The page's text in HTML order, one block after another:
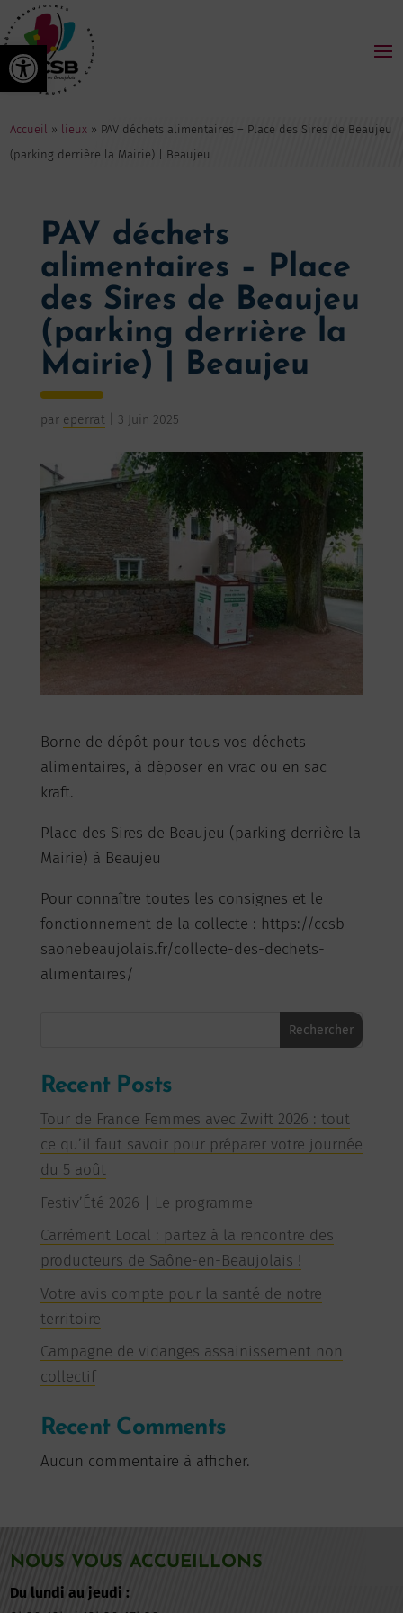
Ouvrir la barre d’outils
Accueil » lieux » PAV déchets alimentaires – Place des Sires de Beaujeu
(parking derrière la Mairie) | Beaujeu
PAV déchets
alimentaires – Place
des Sires de Beaujeu
(parking derrière la
Mairie) | Beaujeu
par eperrat 3 Juin 2025
Borne de dépôt pour tous vos déchets
alimentaires, à déposer en vrac ou en sac
kraft.
Place des Sires de Beaujeu (parking derrière la
Mairie) à Beaujeu
Pour connaître toutes les consignes et le
fonctionnement de la collecte : https://ccsb-
saonebeaujolais.fr/collecte-des-dechets-
alimentaires/
Rechercher
Recent Posts
Tour de France Femmes avec Zwift 2026 : tout
ce qu’il faut savoir pour préparer votre journée
du 5 août
Festiv’Été 2026 | Le programme
Carrément Local : partez à la rencontre des
producteurs de Saône-en-Beaujolais !
Votre avis compte pour la santé de notre
territoire
Campagne de vidanges assainissement non
collectif
Recent Comments
Aucun commentaire à afficher.
NOUS VOUS ACCUEILLONS
Du lundi au jeudi :